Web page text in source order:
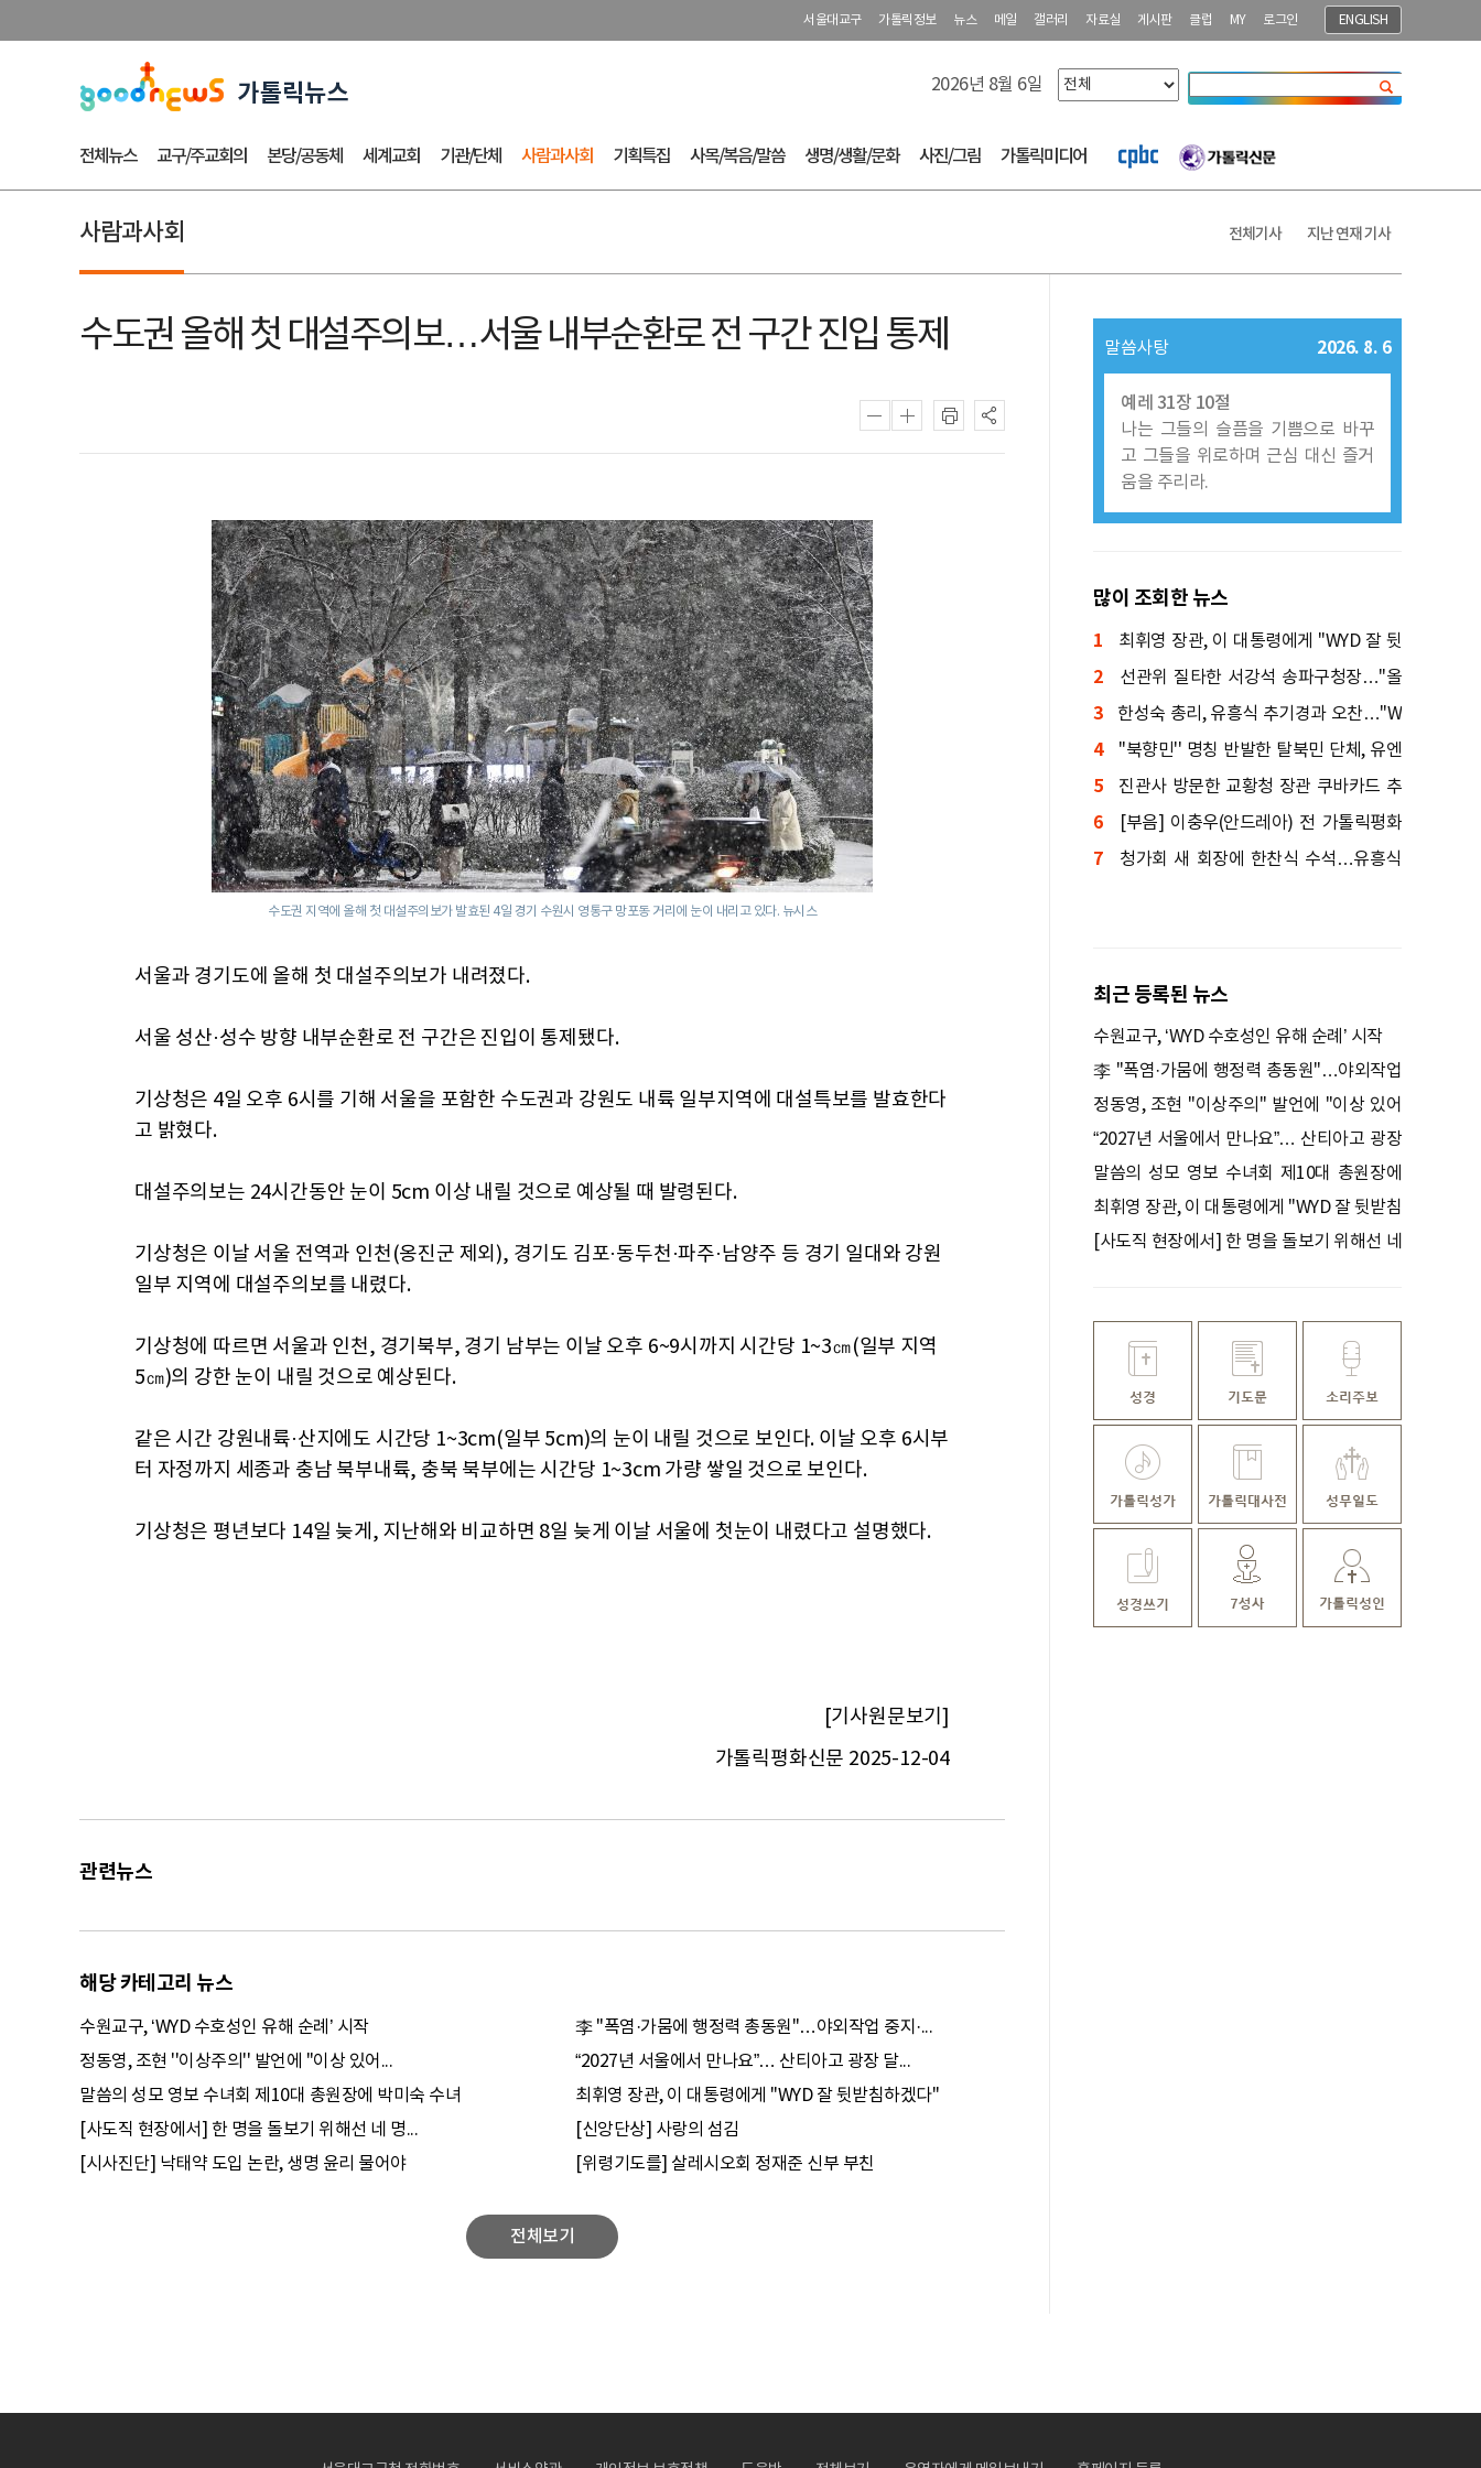
서울대교구 가톨릭정보 뉴스 메일 갤러리 자료실 게시판 클럽 MY 로그인 ENGLISH
2026년 8월 6일
전체뉴스 교구/주교회의 본당/공동체 세계교회 기관/단체 사람과사회 기획특집 사목/복음/말씀 생명/생활/문화 사진/그림 가톨릭미디어
사람과사회 전체기사 지난 연재 기사
수도권 올해 첫 대설주의보…서울 내부순환로 전 구간 진입 통제
수도권 지역에 올해 첫 대설주의보가 발효된 4일 경기 수원시 영통구 망포동 거리에 눈이 내리고 있다. 뉴시스
서울과 경기도에 올해 첫 대설주의보가 내려졌다.
서울 성산·성수 방향 내부순환로 전 구간은 진입이 통제됐다.
기상청은 4일 오후 6시를 기해 서울을 포함한 수도권과 강원도 내륙 일부지역에 대설특보를 발효한다
고 밝혔다.
대설주의보는 24시간동안 눈이 5cm 이상 내릴 것으로 예상될 때 발령된다.
기상청은 이날 서울 전역과 인천(옹진군 제외), 경기도 김포·동두천·파주·남양주 등 경기 일대와 강원
일부 지역에 대설주의보를 내렸다.
기상청에 따르면 서울과 인천, 경기북부, 경기 남부는 이날 오후 6~9시까지 시간당 1~3㎝(일부 지역
5㎝)의 강한 눈이 내릴 것으로 예상된다.
같은 시간 강원내륙·산지에도 시간당 1~3cm(일부 5cm)의 눈이 내릴 것으로 보인다. 이날 오후 6시부
터 자정까지 세종과 충남 북부내륙, 충북 북부에는 시간당 1~3cm 가량 쌓일 것으로 보인다.
기상청은 평년보다 14일 늦게, 지난해와 비교하면 8일 늦게 이날 서울에 첫눈이 내렸다고 설명했다.
[기사원문보기]
가톨릭평화신문 2025-12-04
관련뉴스
해당 카테고리 뉴스
수원교구, ‘WYD 수호성인 유해 순례’ 시작
李 "폭염·가뭄에 행정력 총동원"…야외작업 중지·...
정동영, 조현 ''이상주의'' 발언에 "이상 있어...
“2027년 서울에서 만나요”… 산티아고 광장 달...
말씀의 성모 영보 수녀회 제10대 총원장에 박미숙 수녀
최휘영 장관, 이 대통령에게 "WYD 잘 뒷받침하겠다"
[사도직 현장에서] 한 명을 돌보기 위해선 네 명...
[신앙단상] 사랑의 섬김
[시사진단] 낙태약 도입 논란, 생명 윤리 물어야
[위령기도를] 살레시오회 정재준 신부 부친
전체보기
말씀사탕 2026. 8. 6
예레 31장 10절
나는 그들의 슬픔을 기쁨으로 바꾸
고 그들을 위로하며 근심 대신 즐거
움을 주리라.
많이 조회한 뉴스
1
최휘영 장관, 이 대통령에게 "WYD 잘 뒷
받침하겠다"
2
선관위 질타한 서강석 송파구청장…"올
림픽공원 해결해야"
3
한성숙 총리, 유흥식 추기경과 오찬…"W
YD 최선 다해 지원"
4
''북향민'' 명칭 반발한 탈북민 단체, 유엔
인권위 진정
5
진관사 방문한 교황청 장관 쿠바카드 추
기경 "공통된 믿음 있어"
6
[부음] 이충우(안드레아) 전 가톨릭평화
신문 편집국장 선종
7
청가회 새 회장에 한찬식 수석…유흥식
최근 등록된 뉴스
수원교구, ‘WYD 수호성인 유해 순례’ 시작
李 "폭염·가뭄에 행정력 총동원"…야외작업
중지·휴식 철저 점검
정동영, 조현 ''이상주의'' 발언에 "이상 있어
야 현실 바꿔"
“2027년 서울에서 만나요”… 산티아고 광장
달군 한국 청년들
말씀의 성모 영보 수녀회 제10대 총원장에
박미숙 수녀
최휘영 장관, 이 대통령에게 "WYD 잘 뒷받침
하겠다"
[사도직 현장에서] 한 명을 돌보기 위해선 네